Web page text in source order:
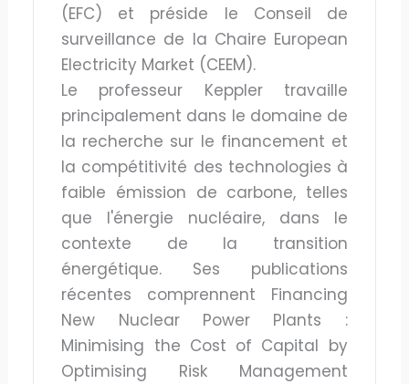
(EFC) et préside le Conseil de
surveillance de la Chaire European
Electricity Market (CEEM).
Le professeur Keppler travaille
principalement dans le domaine de
la recherche sur le financement et
la compétitivité des technologies à
faible émission de carbone, telles
que l'énergie nucléaire, dans le
contexte de la transition
énergétique. Ses publications
récentes comprennent Financing
New Nuclear Power Plants :
Minimising the Cost of Capital by
Optimising Risk Management